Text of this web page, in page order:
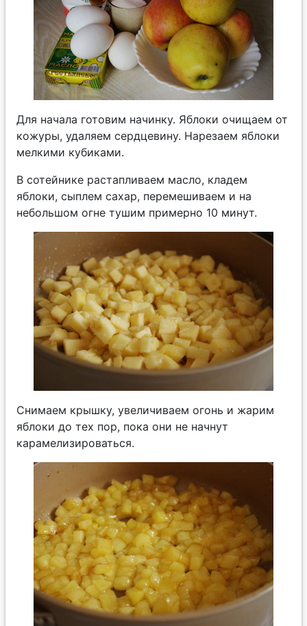
Для начала готовим начинку. Яблоки очищаем от
кожуры, удаляем сердцевину. Нарезаем яблоки
мелкими кубиками.
В сотейнике растапливаем масло, кладем
яблоки, сыплем сахар, перемешиваем и на
небольшом огне тушим примерно 10 минут.
Снимаем крышку, увеличиваем огонь и жарим
яблоки до тех пор, пока они не начнут
карамелизироваться.